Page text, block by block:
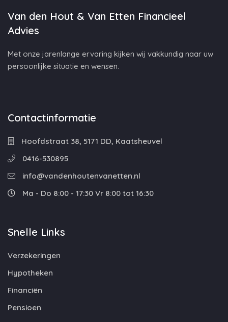
Van den Hout & Van Etten Financieel
Advies
Met onze jarenlange ervaring kijken wij vakkundig naar uw
persoonlijke situatie en wensen.
Contactinformatie
Hoofdstraat 38, 5171 DD, Kaatsheuvel
0416-530895
info@vandenhoutenvanetten.nl
Ma - Do 8:00 - 17:30 Vr 8:00 tot 16:30
Snelle Links
Verzekeringen
Hypotheken
Financiën
Pensioen